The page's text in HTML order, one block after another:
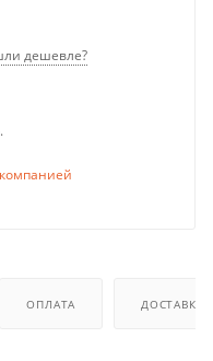
дешевле?
ОПЛАТА ДОСТАВКА